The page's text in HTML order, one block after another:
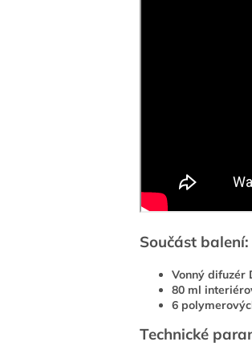
Součást balení:
Vonný difuzér
80 ml
6
Technické